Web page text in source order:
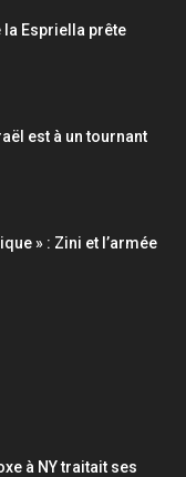
Espriella prête
est à un tournant
» : Zini et l’armée
à NY traitait ses